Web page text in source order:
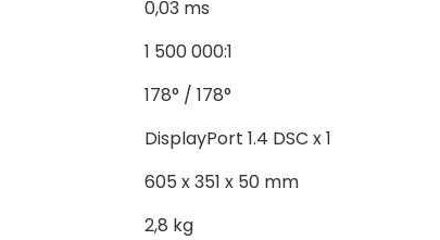
0,03 ms
1 500 000:1
178° / 178°
DisplayPort 1.4 DSC x 1
605 x 351 x 50 mm
2,8 kg